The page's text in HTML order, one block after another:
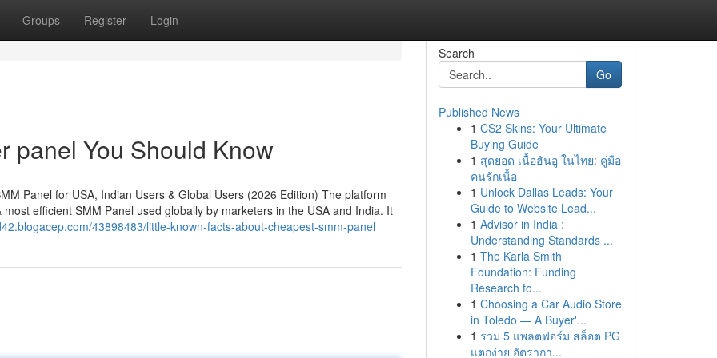
Groups Register Login
panel You Should Know
Panel for USA, Indian Users & Global Users (2026 Edition) The platform
efficient SMM Panel used globally by marketers in the USA and India. It
43898483/little-known-facts-about-cheapest-smm-panel
Search
Go
Published News
1 CS2 Skins: Your Ultimate
Buying Guide
1 สุดยอด เนื้อฮันอู ในไทย: คู่มือ
คนรักเนื้อ
1 Unlock Dallas Leads: Your
Guide to Website Lead...
1 Advisor in India :
Understanding Standards ...
1 The Karla Smith
Foundation: Funding
Research fo...
1 Choosing a Car Audio Store
in Toledo — A Buyer'...
1 รวม 5 แพลตฟอร์ม สล็อต PG
แตกง่าย อัตรากา...